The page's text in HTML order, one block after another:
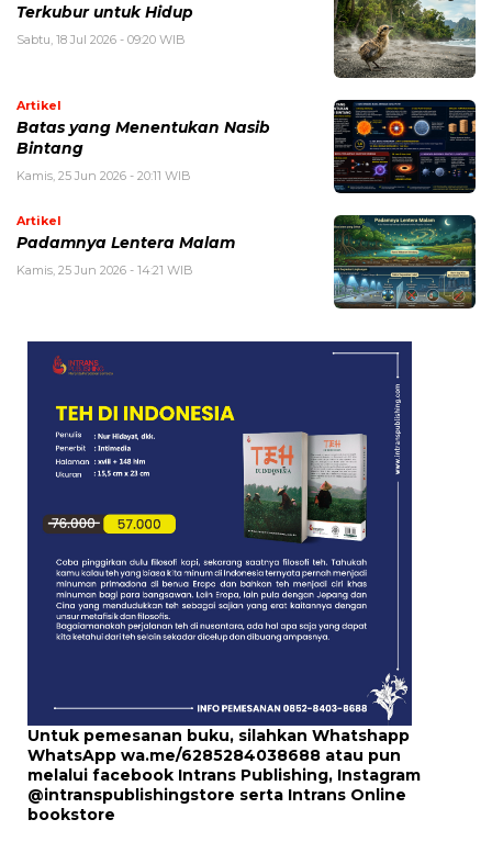
Terkubur untuk Hidup
Sabtu, 18 Jul 2026 - 09:20 WIB
Artikel
Batas yang Menentukan Nasib
Bintang
Kamis, 25 Jun 2026 - 20:11 WIB
Artikel
Padamnya Lentera Malam
Kamis, 25 Jun 2026 - 14:21 WIB
Untuk pemesanan buku, silahkan Whatshapp
WhatsApp wa.me/6285284038688 atau pun
melalui facebook Intrans Publishing, Instagram
@intranspublishingstore serta Intrans Online
bookstore